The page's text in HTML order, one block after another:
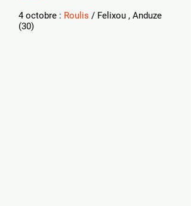
4 octobre : Roulis / Felixou , Anduze
(30)